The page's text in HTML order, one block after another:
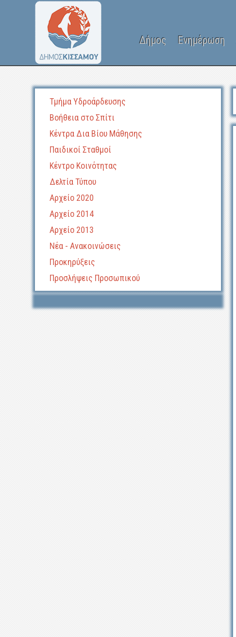
Δήμος Ενημέρωση
Τμήμα Υδροάρδευσης
Βοήθεια στο Σπίτι
Κέντρα Δια Βίου Μάθησης
Παιδικοί Σταθμοί
Κέντρο Κοινότητας
Δελτία Τύπου
Αρχείο 2020
Αρχείο 2014
Αρχείο 2013
Νέα - Ανακοινώσεις
Προκηρύξεις
Προσλήψεις Προσωπικού